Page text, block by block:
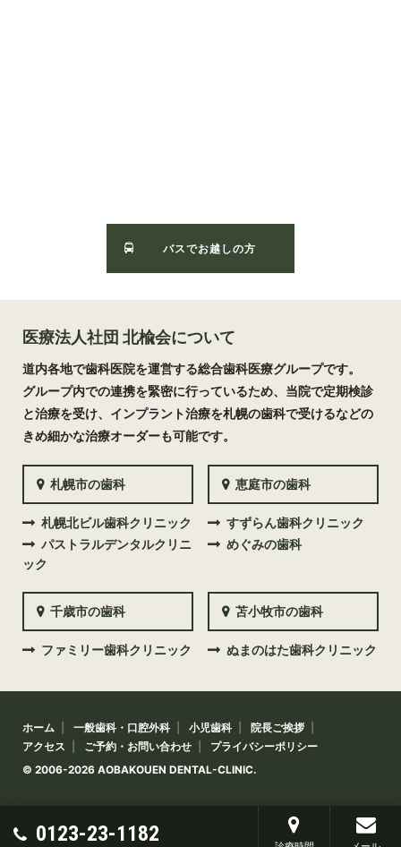
バスでお越しの方
医療法人社団 北楡会について
道内各地で歯科医院を運営する総合歯科医療グループです。
グループ内での連携を緊密に行っているため、当院で定期検診
と治療を受け、インプラント治療を札幌の歯科で受けるなどの
きめ細かな治療オーダーも可能です。
札幌市の歯科
札幌北ビル歯科クリニック
パストラルデンタルクリニ
ック
恵庭市の歯科
すずらん歯科クリニック
めぐみの歯科
千歳市の歯科
ファミリー歯科クリニック
苫小牧市の歯科
ぬまのはた歯科クリニック
ホーム 一般歯科・口腔外科 小児歯科
院長ご挨拶
アクセス
ご予約・お問い合わせ
プライバシーポリシー
© 2006-2026 AOBAKOUEN DENTAL-CLINIC.
0123-23-1182